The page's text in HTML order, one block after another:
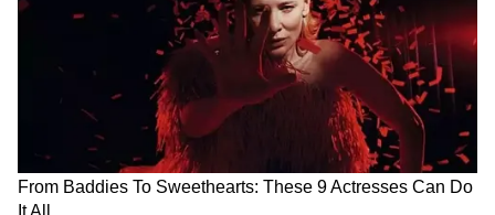
एमनेस्टी ने नागरिक अधिकार गठबंधन पर प्रतिबंध की
तीखी आलोचना करते हुए इसे संघ बनाने की स्वतंत्रता और
शांतिपूर्ण राजनीतिक सक्रियता पर एक अनुचित हमला
करार दिया। इसी के साथ इस्लामाबाद पर अंतरराष्ट्रीय
दबाव बढ़ता जा रहा है। (ANI)